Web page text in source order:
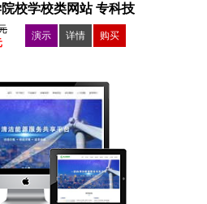
校学校类网站 专科技
术学院类
演示 详情 购买